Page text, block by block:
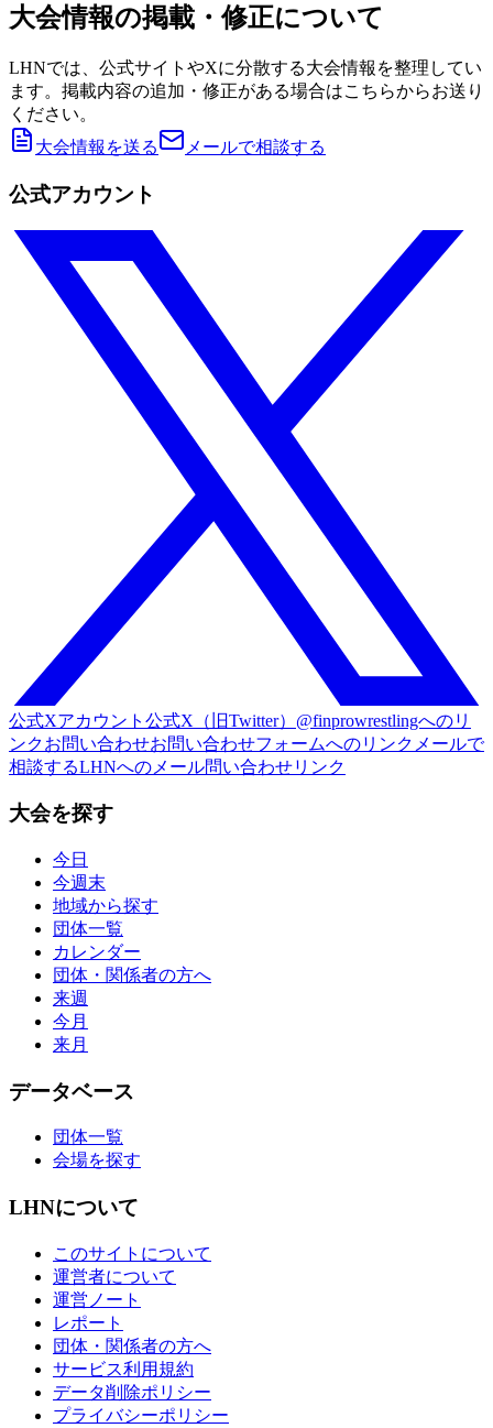
大会情報の掲載・修正について
LHNでは、公式サイトやXに分散する大会情報を整理してい
ます。掲載内容の追加・修正がある場合はこちらからお送り
ください。
大会情報を送る
メールで相談する
公式アカウント
公式Xアカウント 公式X（旧Twitter）@finprowrestlingへのリ
ンクお問い合わせお問い合わせフォームへのリンク メールで
相談するLHNへのメール問い合わせリンク
大会を探す
今日
今週末
地域から探す
団体一覧
カレンダー
団体・関係者の方へ
来週
今月
来月
データベース
団体一覧
会場を探す
LHNについて
このサイトについて
運営者について
運営ノート
レポート
団体・関係者の方へ
サービス利用規約
データ削除ポリシー
プライバシーポリシー